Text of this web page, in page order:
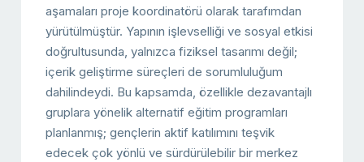
aşamaları proje koordinatörü olarak tarafımdan
yürütülmüştür. Yapının işlevselliği ve sosyal etkisi
doğrultusunda, yalnızca fiziksel tasarımı değil;
içerik geliştirme süreçleri de sorumluluğum
dahilindeydi. Bu kapsamda, özellikle dezavantajlı
gruplara yönelik alternatif eğitim programları
planlanmış; gençlerin aktif katılımını teşvik
edecek çok yönlü ve sürdürülebilir bir merkez